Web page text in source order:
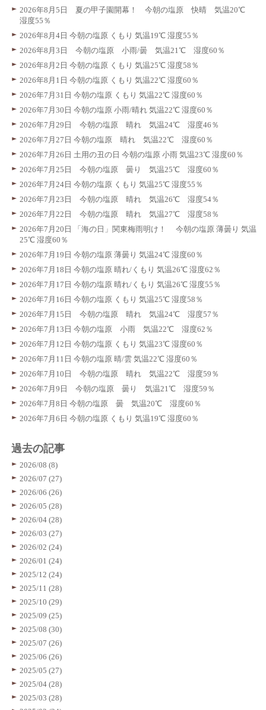
2026年8月5日 夏の甲子園開幕！ 今朝の塩原 快晴 気温20℃
湿度55％
2026年8月4日 今朝の塩原 くもり 気温19℃ 湿度55％
2026年8月3日 今朝の塩原 小雨/曇 気温21℃ 湿度60％
2026年8月2日 今朝の塩原 くもり 気温25℃ 湿度58％
2026年8月1日 今朝の塩原 くもり 気温22℃ 湿度60％
2026年7月31日 今朝の塩原 くもり 気温22℃ 湿度60％
2026年7月30日 今朝の塩原 小雨/晴れ 気温22℃ 湿度60％
2026年7月29日 今朝の塩原 晴れ 気温24℃ 湿度46％
2026年7月27日 今朝の塩原 晴れ 気温22℃ 湿度60％
2026年7月26日 土用の丑の日 今朝の塩原 小雨 気温23℃ 湿度60％
2026年7月25日 今朝の塩原 曇り 気温25℃ 湿度60％
2026年7月24日 今朝の塩原 くもり 気温25℃ 湿度55％
2026年7月23日 今朝の塩原 晴れ 気温26℃ 湿度54％
2026年7月22日 今朝の塩原 晴れ 気温27℃ 湿度58％
2026年7月20日 「海の日」関東梅雨明け！ 今朝の塩原 薄曇り 気温
25℃ 湿度60％
2026年7月19日 今朝の塩原 薄曇り 気温24℃ 湿度60％
2026年7月18日 今朝の塩原 晴れ/くもり 気温26℃ 湿度62％
2026年7月17日 今朝の塩原 晴れ/くもり 気温26℃ 湿度55％
2026年7月16日 今朝の塩原 くもり 気温25℃ 湿度58％
2026年7月15日 今朝の塩原 晴れ 気温24℃ 湿度57％
2026年7月13日 今朝の塩原 小雨 気温22℃ 湿度62％
2026年7月12日 今朝の塩原 くもり 気温23℃ 湿度60％
2026年7月11日 今朝の塩原 晴/雲 気温22℃ 湿度60％
2026年7月10日 今朝の塩原 晴れ 気温22℃ 湿度59％
2026年7月9日 今朝の塩原 曇り 気温21℃ 湿度59％
2026年7月8日 今朝の塩原 曇 気温20℃ 湿度60％
2026年7月6日 今朝の塩原 くもり 気温19℃ 湿度60％
過去の記事
2026/08 (8)
2026/07 (27)
2026/06 (26)
2026/05 (28)
2026/04 (28)
2026/03 (27)
2026/02 (24)
2026/01 (24)
2025/12 (24)
2025/11 (28)
2025/10 (29)
2025/09 (25)
2025/08 (30)
2025/07 (26)
2025/06 (26)
2025/05 (27)
2025/04 (28)
2025/03 (28)